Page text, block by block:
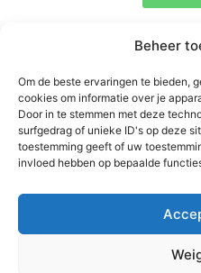
Beheer
Om de beste ervaringen te bieden,
cookies om informatie over je
Door in te stemmen met deze
surfgedrag of unieke ID's op deze
toestemming geeft of uw
invloed hebben op bepaalde
Abtstraat 17
5504 CH
Veldhoven
+31 06
53827900
schutting
Luxe